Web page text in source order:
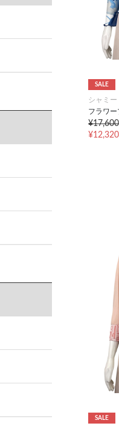
SALE
シャミー
フラワ
¥17,600
¥12,320
SALE